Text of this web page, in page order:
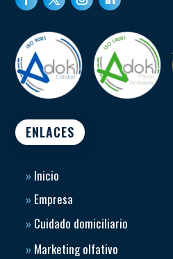
ENLACES
» Inicio
» Empresa
» Cuidado domiciliario
» Marketing olfativo